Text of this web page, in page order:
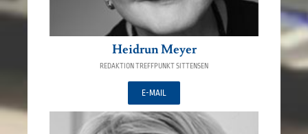
Heidrun Meyer
REDAKTION TREFFPUNKT SITTENSEN
E-MAIL